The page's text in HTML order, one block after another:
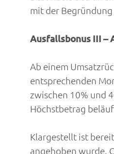
mit der
Ausfallsbonus III –
Ab einem
entsprechenden
zwischen 10% und
Höchstbetrag
Klargestellt ist
angehoben wurde.